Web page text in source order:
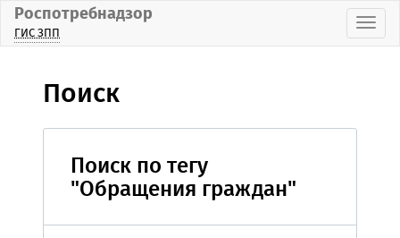
Роспотребнадзор
ГИС ЗПП
Поиск
Поиск по тегу
"Обращения граждан"